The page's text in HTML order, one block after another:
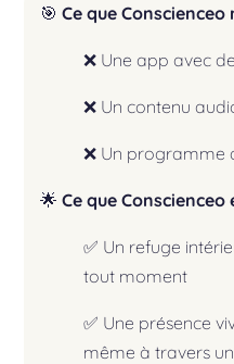
🎯 Ce que Conscienceo
❌ Une app avec
❌ Un contenu
❌ Un programme
🌟 Ce que Conscienceo
✅ Un refuge
tout moment
✅ Une présence
même à travers